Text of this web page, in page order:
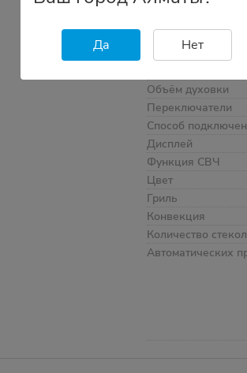
Дверца духовки
Класс
Мощность
Объём духовки
Переключатели
Способ
Дисплей
Функция СВЧ
Цвет
Гриль
Конвекция
Количество
Автоматических
Да Нет